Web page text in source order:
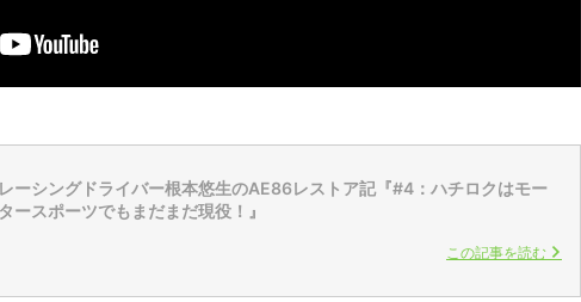
レーシングドライバー根本悠生のAE86レストア記『#4：ハチロクはモー
タースポーツでもまだまだ現役！』
この記事を読む